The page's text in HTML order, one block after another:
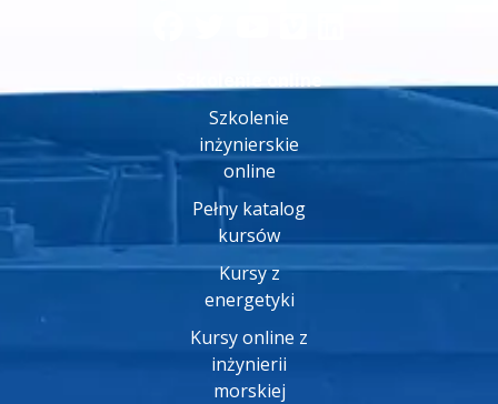
Szkolenie online
Szkolenie
inżynierskie
online
Pełny katalog
kursów
Kursy z
energetyki
Kursy online z
inżynierii
morskiej